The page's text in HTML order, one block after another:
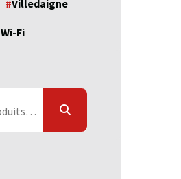
Villedaigne
Wi-Fi